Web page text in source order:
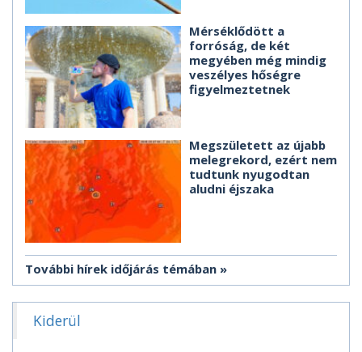
Mérséklődött a
forróság, de két
megyében még mindig
veszélyes hőségre
figyelmeztetnek
Megszületett az újabb
melegrekord, ezért nem
tudtunk nyugodtan
aludni éjszaka
További hírek időjárás témában
Kiderül